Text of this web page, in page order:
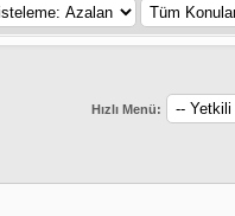
Hızlı Menü: